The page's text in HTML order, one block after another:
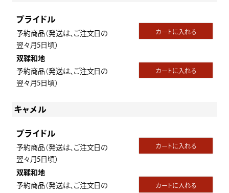
ブライドル
予約商品（発送は、ご注文日の
翌々月5日頃）
カートに入れる
双鞣和地
予約商品（発送は、ご注文日の
翌々月5日頃）
カートに入れる
キャメル
ブライドル
予約商品（発送は、ご注文日の
翌々月5日頃）
カートに入れる
双鞣和地
予約商品（発送は、ご注文日の
カートに入れる